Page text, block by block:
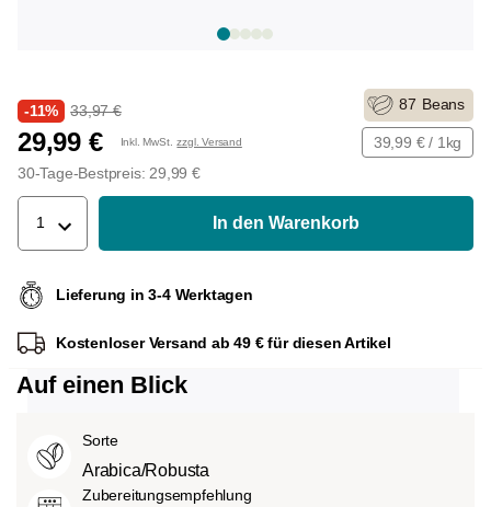
-11% 33,97 €
29,99 € Inkl. MwSt. zzgl. Versand
30-Tage-Bestpreis: 29,99 €
87 Beans
39,99 € / 1kg
1 In den Warenkorb
Lieferung in 3-4 Werktagen
Kostenloser Versand ab 49 € für diesen Artikel
Auf einen Blick
Sorte
Arabica/Robusta
Zubereitungsempfehlung